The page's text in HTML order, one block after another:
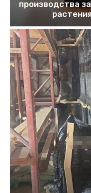
производства